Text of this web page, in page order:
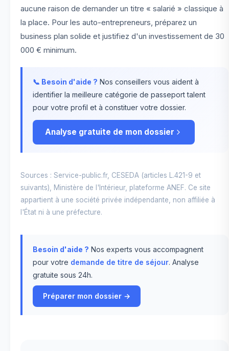
aucune raison de demander un titre « salarié » classique à
la place. Pour les auto-entrepreneurs, préparez un
business plan solide et justifiez d'un investissement de 30
000 € minimum.
📞 Besoin d'aide ? Nos conseillers vous aident à
identifier la meilleure catégorie de passeport talent
pour votre profil et à constituer votre dossier.
Analyse gratuite de mon dossier
Sources : Service-public.fr, CESEDA (articles L.421-9 et
suivants), Ministère de l'Intérieur, plateforme ANEF. Ce site
appartient à une société privée indépendante, non affiliée à
l'État ni à une préfecture.
Besoin d'aide ? Nos experts vous accompagnent
pour votre demande de titre de séjour. Analyse
gratuite sous 24h.
Préparer mon dossier →